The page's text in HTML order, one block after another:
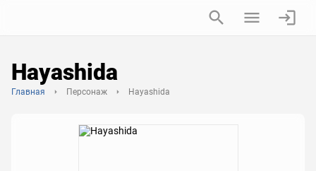
Hayashida
Главная Персонаж Hayashida